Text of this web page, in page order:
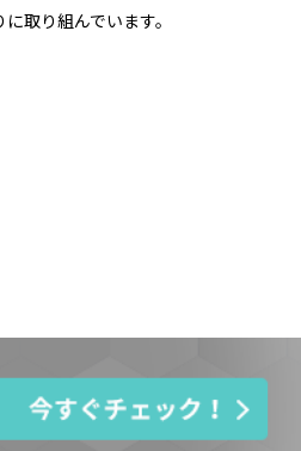
取り組んでいます。